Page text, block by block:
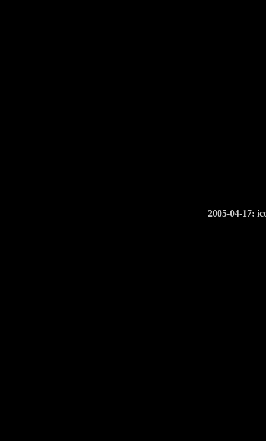
2005-04-17: